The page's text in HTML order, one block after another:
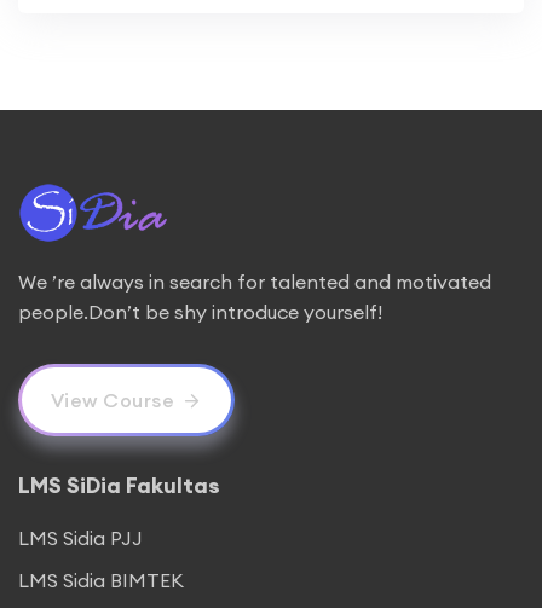
We ’re always in search for talented and motivated
people.Don’t be shy introduce yourself!
View Course
LMS SiDia Fakultas
LMS Sidia PJJ
LMS Sidia BIMTEK